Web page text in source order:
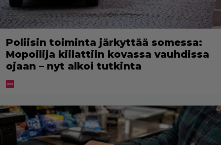
Poliisin toiminta järkyttää somessa:
Mopoilija kiilattiin kovassa vauhdissa
ojaan – nyt alkoi tutkinta